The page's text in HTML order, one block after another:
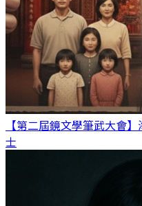
【第二屆鏡文學筆武大會
士